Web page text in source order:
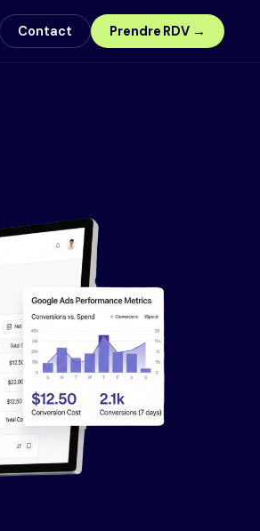
Contact Prendre RDV →